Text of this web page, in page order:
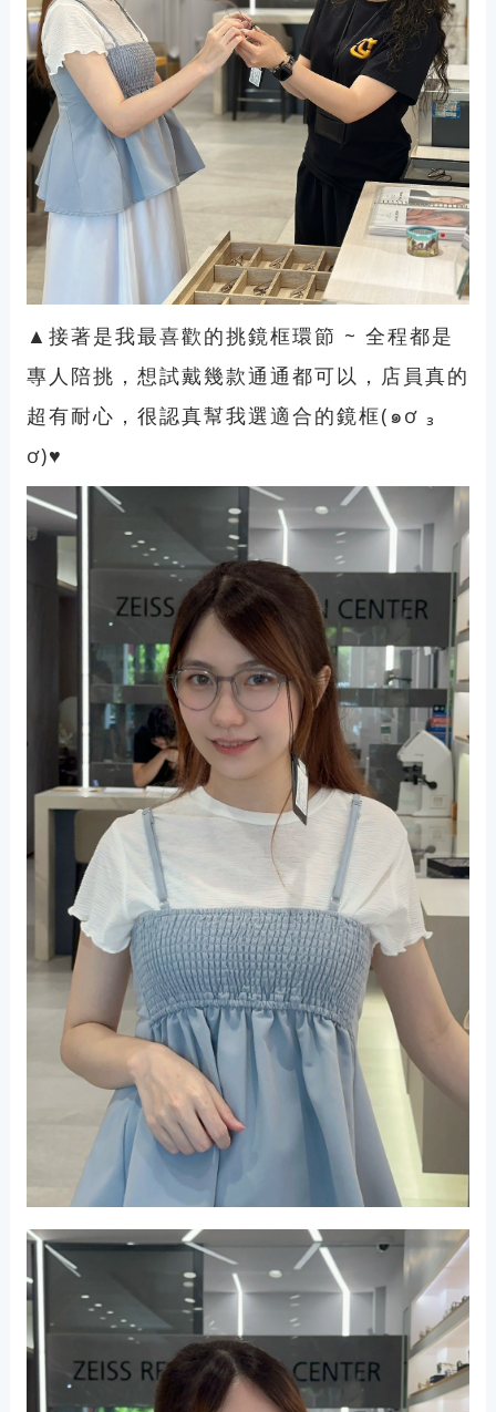
▲接著是我最喜歡的挑鏡框環節 ~ 全程都是
專人陪挑，想試戴幾款通通都可以，店員真的
超有耐心，很認真幫我選適合的鏡框(๑ơ ₃
ơ)♥